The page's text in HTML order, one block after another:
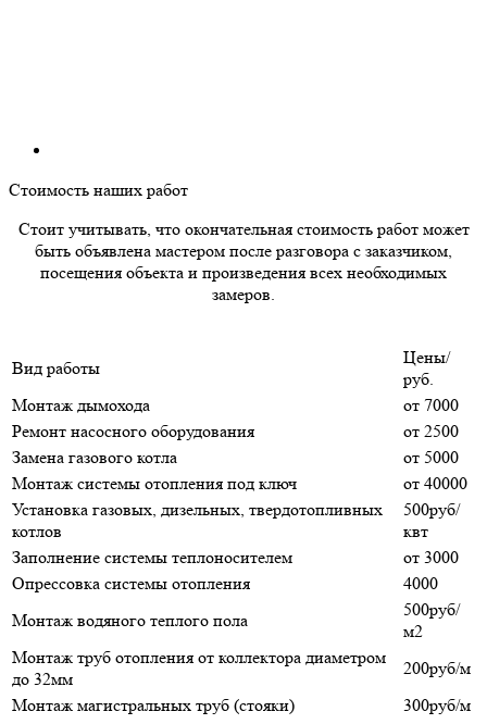
Стоимость наших работ
Стоит учитывать, что окончательная стоимость работ может
быть объявлена мастером после разговора с заказчиком,
посещения объекта и произведения всех необходимых
замеров.
Вид работы
Цены/
руб.
Монтаж дымохода
от 7000
Ремонт насосного оборудования
от 2500
Замена газового котла
от 5000
Монтаж системы отопления под ключ
от 40000
Установка газовых, дизельных, твердотопливных
котлов
500руб/
квт
Заполнение системы теплоносителем
от 3000
Опрессовка системы отопления
4000
Монтаж водяного теплого пола
500руб/
м2
Монтаж труб отопления от коллектора диаметром
до 32мм
200руб/м
Монтаж магистральных труб (стояки)
300руб/м